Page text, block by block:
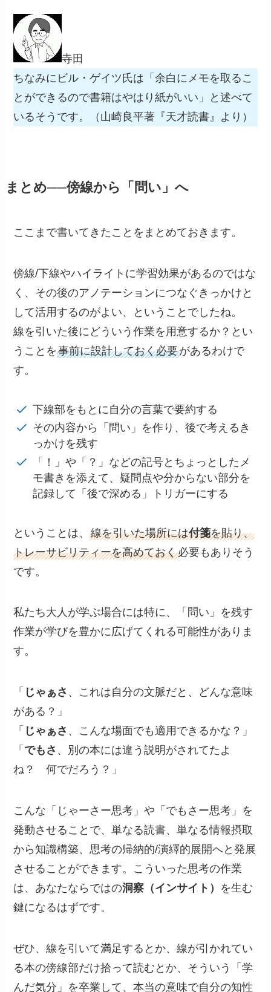
寺田
ちなみにビル・ゲイツ氏は「余白にメモを取るこ
とができるので書籍はやはり紙がいい」と述べて
いるそうです。（山崎良平著『天才読書』より）
まとめ──傍線から「問い」へ
ここまで書いてきたことをまとめておきます。
傍線/下線やハイライトに学習効果があるのではな
く、その後のアノテーションにつなぐきっかけと
して活用するのがよい、ということでしたね。
線を引いた後にどういう作業を用意するか？とい
うことを事前に設計しておく必要があるわけで
す。
下線部をもとに自分の言葉で要約する
その内容から「問い」を作り、後で考えるき
っかけを残す
「！」や「？」などの記号とちょっとしたメ
モ書きを添えて、疑問点や分からない部分を
記録して「後で深める」トリガーにする
ということは、線を引いた場所には付箋を貼り、
トレーサビリティーを高めておく必要もありそう
です。
私たち大人が学ぶ場合には特に、「問い」を残す
作業が学びを豊かに広げてくれる可能性がありま
す。
「 じゃぁさ 、これは自分の文脈だと、どんな意味
がある？」
「 じゃぁさ 、こんな場面でも適用できるかな？」
「 でもさ 、別の本には違う説明がされてたよ
ね？ 何でだろう？」
こんな「じゃーさー思考」や「でもさー思考」を
発動させることで、単なる読書、単なる情報摂取
から知識構築、思考の帰納的/演繹的展開へと発展
させることができます。こういった思考の作業
は、あなたならではの洞察（インサイト） を生む
鍵になるはずです。
ぜひ、線を引いて満足するとか、線が引かれてい
る本の傍線部だけ拾って読むとか、そういう「学
んだ気分」を卒業して、本当の意味で自分の知性